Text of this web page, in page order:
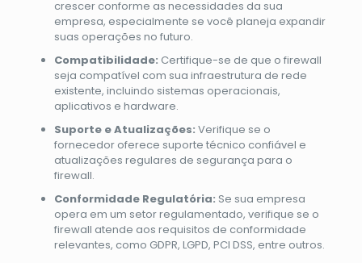
crescer conforme as necessidades da sua
empresa, especialmente se você planeja expandir
suas operações no futuro.
Compatibilidade: Certifique-se de que o firewall
seja compatível com sua infraestrutura de rede
existente, incluindo sistemas operacionais,
aplicativos e hardware.
Suporte e Atualizações: Verifique se o
fornecedor oferece suporte técnico confiável e
atualizações regulares de segurança para o
firewall.
Conformidade Regulatória: Se sua empresa
opera em um setor regulamentado, verifique se o
firewall atende aos requisitos de conformidade
relevantes, como GDPR, LGPD, PCI DSS, entre outros.